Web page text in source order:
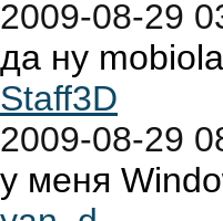
2009-08-29
да ну
Staff3D
2009-08-29
у меня